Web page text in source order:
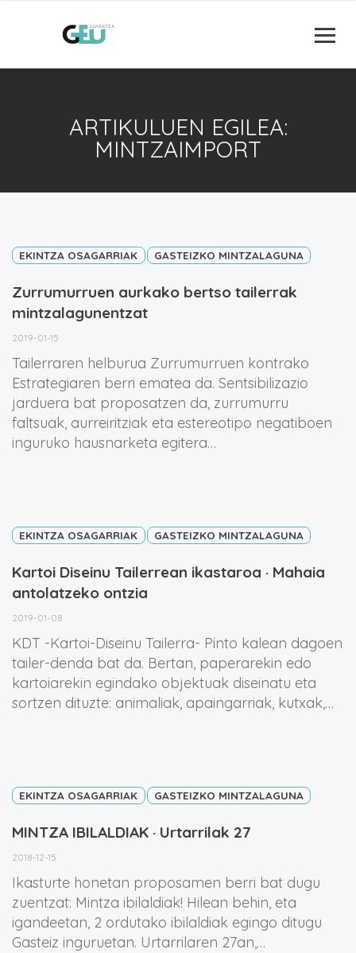
ARTIKULUEN EGILEA:
MINTZAIMPORT
EKINTZA OSAGARRIAK GASTEIZKO MINTZALAGUNA
Zurrumurruen aurkako bertso tailerrak
mintzalagunentzat
2019-01-15
Tailerraren helburua Zurrumurruen kontrako
Estrategiaren berri ematea da. Sentsibilizazio
jarduera bat proposatzen da, zurrumurru
faltsuak, aurreiritziak eta estereotipo negatiboen
inguruko hausnarketa egitera…
EKINTZA OSAGARRIAK GASTEIZKO MINTZALAGUNA
Kartoi Diseinu Tailerrean ikastaroa · Mahaia
antolatzeko ontzia
2019-01-08
KDT -Kartoi-Diseinu Tailerra- Pinto kalean dagoen
tailer-denda bat da. Bertan, paperarekin edo
kartoiarekin egindako objektuak diseinatu eta
sortzen dituzte: animaliak, apaingarriak, kutxak,…
EKINTZA OSAGARRIAK GASTEIZKO MINTZALAGUNA
MINTZA IBILALDIAK · Urtarrilak 27
2018-12-15
Ikasturte honetan proposamen berri bat dugu
zuentzat: Mintza ibilaldiak! Hilean behin, eta
igandeetan, 2 ordutako ibilaldiak egingo ditugu
Gasteiz inguruetan. Urtarrilaren 27an,…